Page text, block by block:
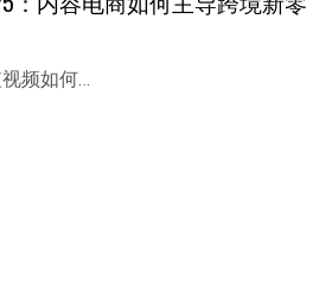
频如何…